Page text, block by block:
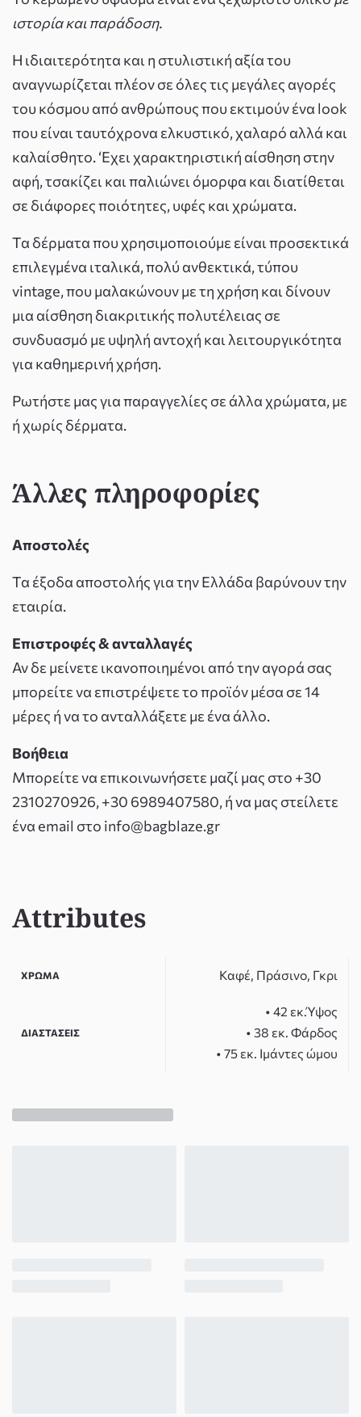
ιστορία και παράδοση.
Η ιδιαιτερότητα και η στυλιστική αξία του
αναγνωρίζεται πλέον σε όλες τις μεγάλες αγορές
του κόσμου από ανθρώπους που εκτιμούν ένα look
που είναι ταυτόχρονα ελκυστικό, χαλαρό αλλά και
καλαίσθητο. ‘Εχει χαρακτηριστική αίσθηση στην
αφή, τσακίζει και παλιώνει όμορφα και διατίθεται
σε διάφορες ποιότητες, υφές και χρώματα.
Τα δέρματα που χρησιμοποιούμε είναι προσεκτικά
επιλεγμένα ιταλικά, πολύ ανθεκτικά, τύπου
vintage, που μαλακώνουν με τη χρήση και δίνουν
μια αίσθηση διακριτικής πολυτέλειας σε
συνδυασμό με υψηλή αντοχή και λειτουργικότητα
για καθημερινή χρήση.
Ρωτήστε μας για παραγγελίες σε άλλα χρώματα, με
ή χωρίς δέρματα.
Άλλες πληροφορίες
Αποστολές
Τα έξοδα αποστολής για την Ελλάδα βαρύνουν την
εταιρία.
Επιστροφές & ανταλλαγές
Αν δε μείνετε ικανοποιημένοι από την αγορά σας
μπορείτε να επιστρέψετε το προϊόν μέσα σε 14
μέρες ή να το ανταλλάξετε με ένα άλλο.
Βοήθεια
Μπορείτε να επικοινωνήσετε μαζί μας στο +30
2310270926, +30 6989407580, ή να μας στείλετε
ένα email στο info@bagblaze.gr
Attributes
ΧΡΏΜΑ Καφέ, Πράσινο, Γκρι
ΔΙΑΣΤΆΣΕΙΣ
• 42 εκ.Ύψος
• 38 εκ. Φάρδος
• 75 εκ. Ιμάντες ώμου